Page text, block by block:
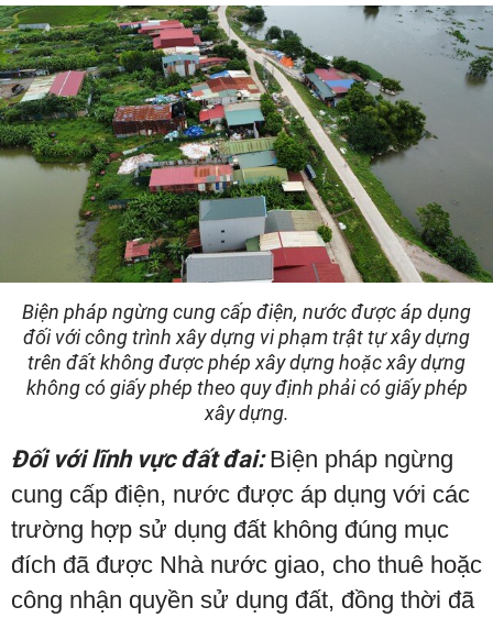
Biện pháp ngừng cung cấp điện, nước được áp dụng
đối với công trình xây dựng vi phạm trật tự xây dựng
trên đất không được phép xây dựng hoặc xây dựng
không có giấy phép theo quy định phải có giấy phép
xây dựng.
Đối với lĩnh vực đất đai:Biện pháp ngừng
cung cấp điện, nước được áp dụng với các
trường hợp sử dụng đất không đúng mục
đích đã được Nhà nước giao, cho thuê hoặc
công nhận quyền sử dụng đất, đồng thời đã